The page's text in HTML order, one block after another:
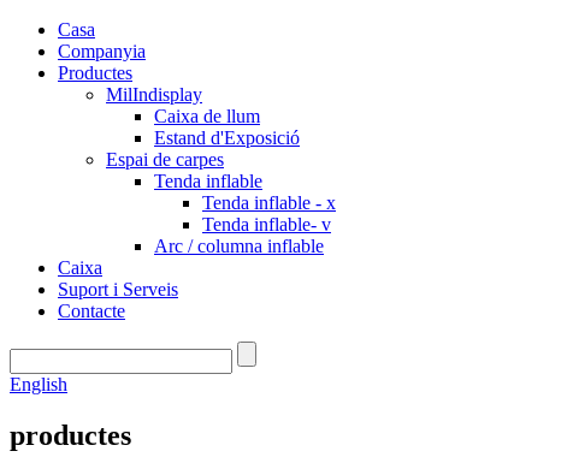
Casa
Companyia
Productes
MilIndisplay
Caixa de llum
Estand d'Exposició
Espai de carpes
Tenda inflable
Tenda inflable - x
Tenda inflable- v
Arc / columna inflable
Caixa
Suport i Serveis
Contacte
English
productes